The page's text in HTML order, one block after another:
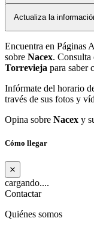
Actualiza la
Encuentra en Páginas
sobre Nacex. Consulta
Torrevieja para saber
Infórmate del horario
través de sus fotos y
Opina sobre Nacex y
Cómo llegar
×
cargando....
Contactar
Quiénes somos